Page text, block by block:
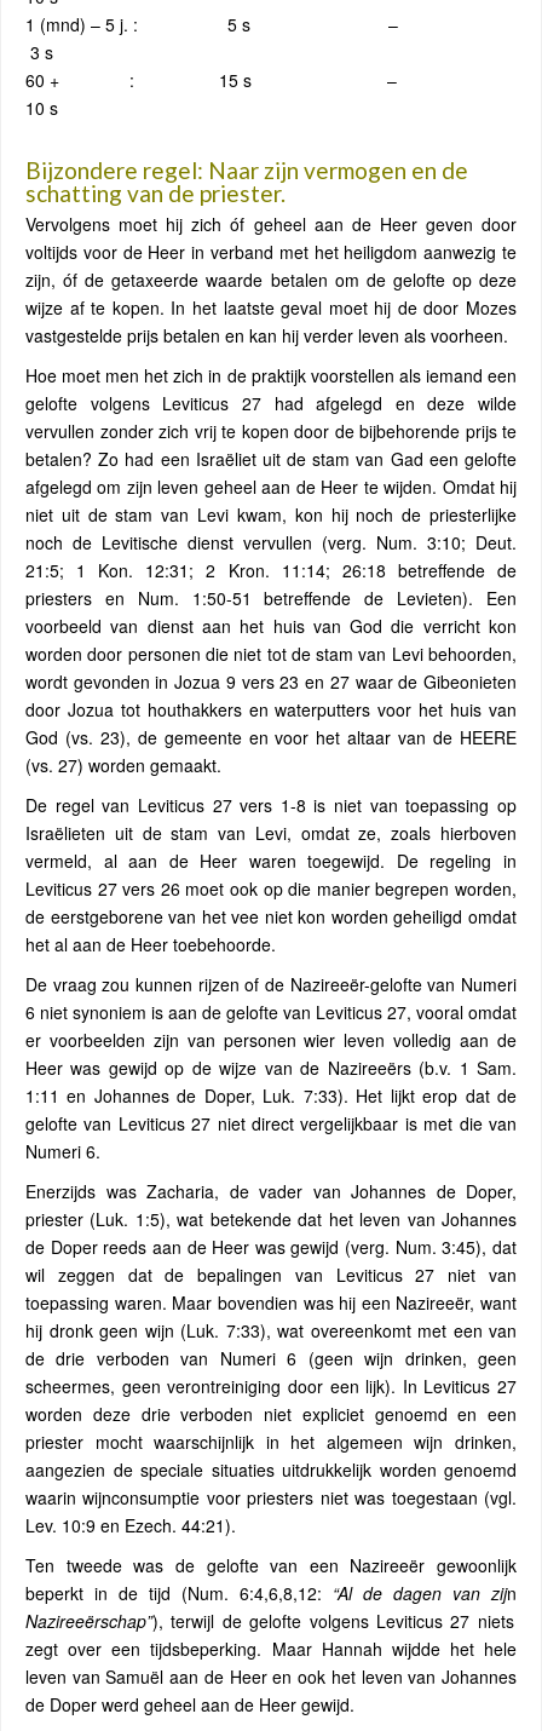
1 (mnd) – 5 j. : 5 s –
3 s
60 + : 15 s –
10 s
Bijzondere regel: Naar zijn vermogen en de
schatting van de priester.
Vervolgens moet hij zich óf geheel aan de Heer geven door
voltijds voor de Heer in verband met het heiligdom aanwezig te
zijn, óf de getaxeerde waarde betalen om de gelofte op deze
wijze af te kopen. In het laatste geval moet hij de door Mozes
vastgestelde prijs betalen en kan hij verder leven als voorheen.
Hoe moet men het zich in de praktijk voorstellen als iemand een
gelofte volgens Leviticus 27 had afgelegd en deze wilde
vervullen zonder zich vrij te kopen door de bijbehorende prijs te
betalen? Zo had een Israëliet uit de stam van Gad een gelofte
afgelegd om zijn leven geheel aan de Heer te wijden. Omdat hij
niet uit de stam van Levi kwam, kon hij noch de priesterlijke
noch de Levitische dienst vervullen (verg. Num. 3:10; Deut.
21:5; 1 Kon. 12:31; 2 Kron. 11:14; 26:18 betreffende de
priesters en Num. 1:50-51 betreffende de Levieten). Een
voorbeeld van dienst aan het huis van God die verricht kon
worden door personen die niet tot de stam van Levi behoorden,
wordt gevonden in Jozua 9 vers 23 en 27 waar de Gibeonieten
door Jozua tot houthakkers en waterputters voor het huis van
God (vs. 23), de gemeente en voor het altaar van de HEERE
(vs. 27) worden gemaakt.
De regel van Leviticus 27 vers 1-8 is niet van toepassing op
Israëlieten uit de stam van Levi, omdat ze, zoals hierboven
vermeld, al aan de Heer waren toegewijd. De regeling in
Leviticus 27 vers 26 moet ook op die manier begrepen worden,
de eerstgeborene van het vee niet kon worden geheiligd omdat
het al aan de Heer toebehoorde.
De vraag zou kunnen rijzen of de Nazireeër-gelofte van Numeri
6 niet synoniem is aan de gelofte van Leviticus 27, vooral omdat
er voorbeelden zijn van personen wier leven volledig aan de
Heer was gewijd op de wijze van de Nazireeërs (b.v. 1 Sam.
1:11 en Johannes de Doper, Luk. 7:33). Het lijkt erop dat de
gelofte van Leviticus 27 niet direct vergelijkbaar is met die van
Numeri 6.
Enerzijds was Zacharia, de vader van Johannes de Doper,
priester (Luk. 1:5), wat betekende dat het leven van Johannes
de Doper reeds aan de Heer was gewijd (verg. Num. 3:45), dat
wil zeggen dat de bepalingen van Leviticus 27 niet van
toepassing waren. Maar bovendien was hij een Nazireeër, want
hij dronk geen wijn (Luk. 7:33), wat overeenkomt met een van
de drie verboden van Numeri 6 (geen wijn drinken, geen
scheermes, geen verontreiniging door een lijk). In Leviticus 27
worden deze drie verboden niet expliciet genoemd en een
priester mocht waarschijnlijk in het algemeen wijn drinken,
aangezien de speciale situaties uitdrukkelijk worden genoemd
waarin wijnconsumptie voor priesters niet was toegestaan (vgl.
Lev. 10:9 en Ezech. 44:21).
Ten tweede was de gelofte van een Nazireeër gewoonlijk
beperkt in de tijd (Num. 6:4,6,8,12: “Al de dagen van zijn
Nazireeërschap”), terwijl de gelofte volgens Leviticus 27 niets
zegt over een tijdsbeperking. Maar Hannah wijdde het hele
leven van Samuël aan de Heer en ook het leven van Johannes
de Doper werd geheel aan de Heer gewijd.